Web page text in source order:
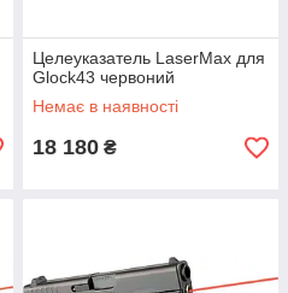
Целеуказатель LaserMax для
Glock43 червоний
Немає в наявності
18 180 ₴